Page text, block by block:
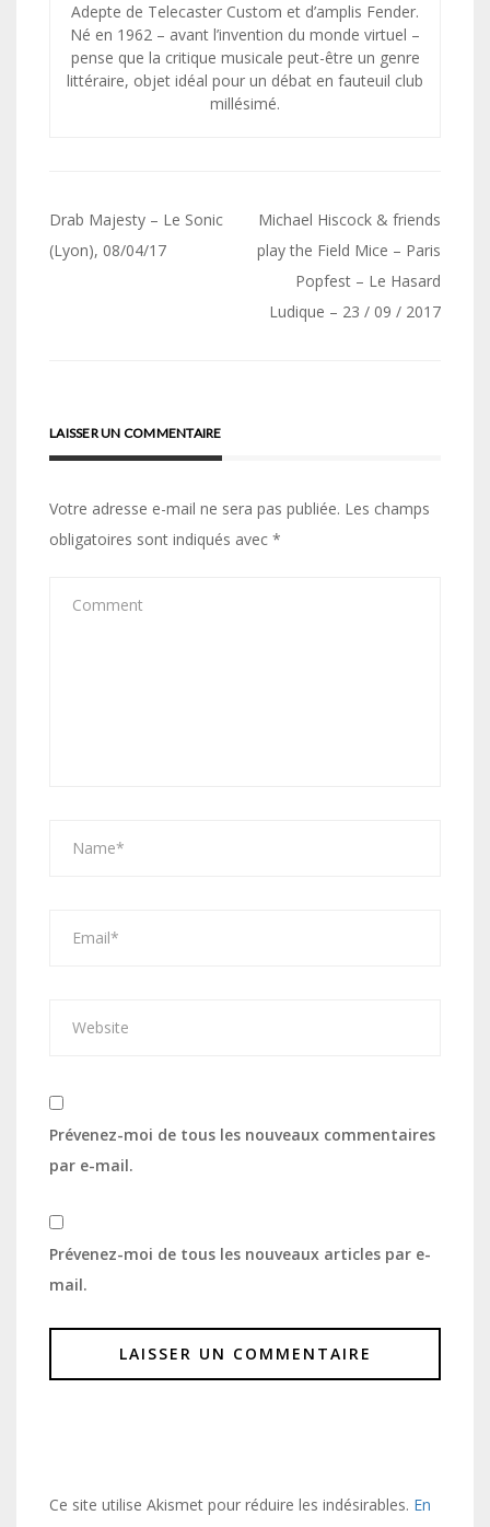
Adepte de Telecaster Custom et d’amplis Fender.
Né en 1962 – avant l’invention du monde virtuel –
pense que la critique musicale peut-être un genre
littéraire, objet idéal pour un débat en fauteuil club
millésimé.
Navigation
de
Drab Majesty – Le Sonic
(Lyon), 08/04/17
Michael Hiscock & friends
play the Field Mice – Paris
Popfest – Le Hasard
Ludique – 23 / 09 / 2017
LAISSER UN COMMENTAIRE
Votre adresse e-mail ne sera pas publiée. Les champs
obligatoires sont indiqués avec *
Prévenez-moi de tous les nouveaux commentaires
par e-mail.
Prévenez-moi de tous les nouveaux articles par e-
mail.
Ce site utilise Akismet pour réduire les indésirables. En